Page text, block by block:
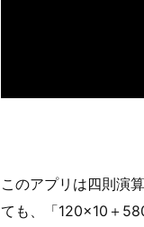
このアプリは四則演
ても、「120×10＋